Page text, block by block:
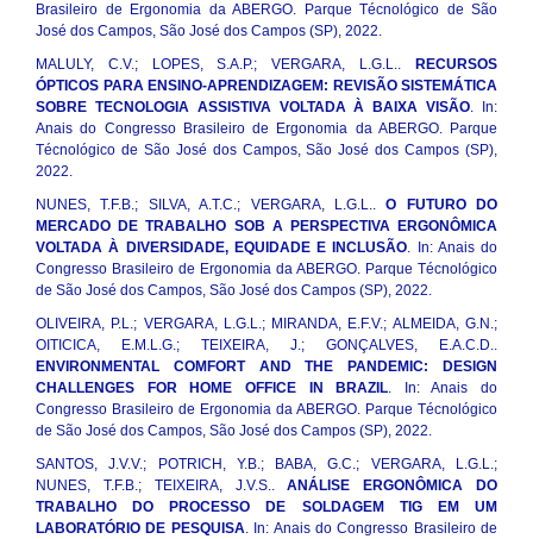
Brasileiro de Ergonomia da ABERGO. Parque Técnológico de São
José dos Campos, São José dos Campos (SP), 2022.
MALULY, C.V.; LOPES, S.A.P.; VERGARA, L.G.L..
RECURSOS
ÓPTICOS PARA ENSINO-APRENDIZAGEM: REVISÃO SISTEMÁTICA
SOBRE TECNOLOGIA ASSISTIVA VOLTADA À BAIXA VISÃO. In:
Anais do Congresso Brasileiro de Ergonomia da ABERGO. Parque
Técnológico de São José dos Campos, São José dos Campos (SP),
2022.
NUNES, T.F.B.; SILVA, A.T.C.; VERGARA, L.G.L..O FUTURO DO
MERCADO DE TRABALHO SOB A PERSPECTIVA ERGONÔMICA
VOLTADA À DIVERSIDADE, EQUIDADE E INCLUSÃO. In: Anais do
Congresso Brasileiro de Ergonomia da ABERGO. Parque Técnológico
de São José dos Campos, São José dos Campos (SP), 2022.
OLIVEIRA, P.L.; VERGARA, L.G.L.; MIRANDA, E.F.V.; ALMEIDA, G.N.;
OITICICA, E.M.L.G.; TEIXEIRA, J.; GONÇALVES, E.A.C.D..
ENVIRONMENTAL COMFORT AND THE PANDEMIC: DESIGN
CHALLENGES FOR HOME OFFICE IN BRAZIL. In: Anais do
Congresso Brasileiro de Ergonomia da ABERGO. Parque Técnológico
de São José dos Campos, São José dos Campos (SP), 2022.
SANTOS, J.V.V.; POTRICH, Y.B.; BABA, G.C.; VERGARA, L.G.L.;
NUNES, T.F.B.; TEIXEIRA, J.V.S..ANÁLISE ERGONÔMICA DO
TRABALHO DO PROCESSO DE SOLDAGEM TIG EM UM
LABORATÓRIO DE PESQUISA. In: Anais do Congresso Brasileiro de